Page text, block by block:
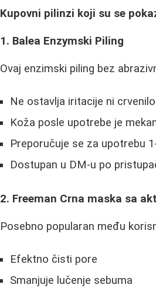
Kupovni pilinzi koji su se
1. Balea Enzymski Piling
Ovaj enzimski piling bez
Ne ostavlja iritacije ni crvenilo
Koža posle upotrebe je
Preporučuje se za upotrebu
Dostupan u DM-u po
2. Freeman Crna maska sa
Posebno popularan među
Efektno čisti pore
Smanjuje lučenje sebuma